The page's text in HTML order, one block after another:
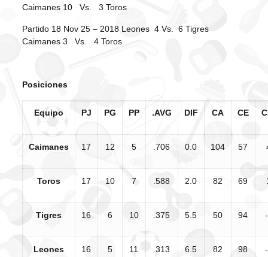
Caimanes 10 Vs. 3 Toros
Partido 18 Nov 25 – 2018 Leones 4 Vs. 6 Tigres
Caimanes 3 Vs. 4 Toros
Posiciones
Equipo PJ PG PP .AVG DIF CA CE
Caimanes 17 12 5 .706 0.0 104 57
Toros 17 10 7 .588 2.0 82 69
Tigres 16 6 10 .375 5.5 50 94
Leones 16 5 11 .313 6.5 82 98